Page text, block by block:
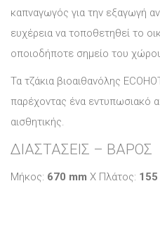
καπναγωγός για την εξαγωγή
ευχέρεια να τοποθετηθεί το
οποιοδήποτε σημείο του
Τα τζάκια βιοαιθανόλης
παρέχοντας ένα εντυπωσιακό
αισθητικής.
ΔΙΑΣΤΑΣΕΙΣ – ΒΑΡΟΣ
Μήκος: 670 mm X Πλάτος: 155